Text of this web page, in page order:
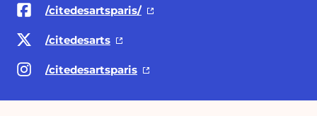
/citedesartsparis/
/citedesarts
/citedesartsparis